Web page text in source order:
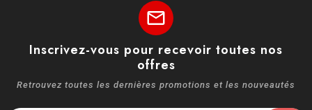
mail
Inscrivez-vous pour recevoir toutes nos
offres
Retrouvez toutes les dernières promotions et les nouveautés